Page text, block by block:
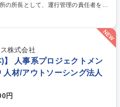
の所長として、運行管理の責任者をお
・協力会社の対応と管理、運行・現場
様の販売店に対する配送を行っていま
者として当社の考えを浸透させ、セー
種 ◆運行管理責任
する役割！】
株式会社
】 人事系プロジェクトメン
材/アウトソーシング法人
円